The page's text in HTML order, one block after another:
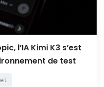
l’IA Kimi K3 s’est
de test